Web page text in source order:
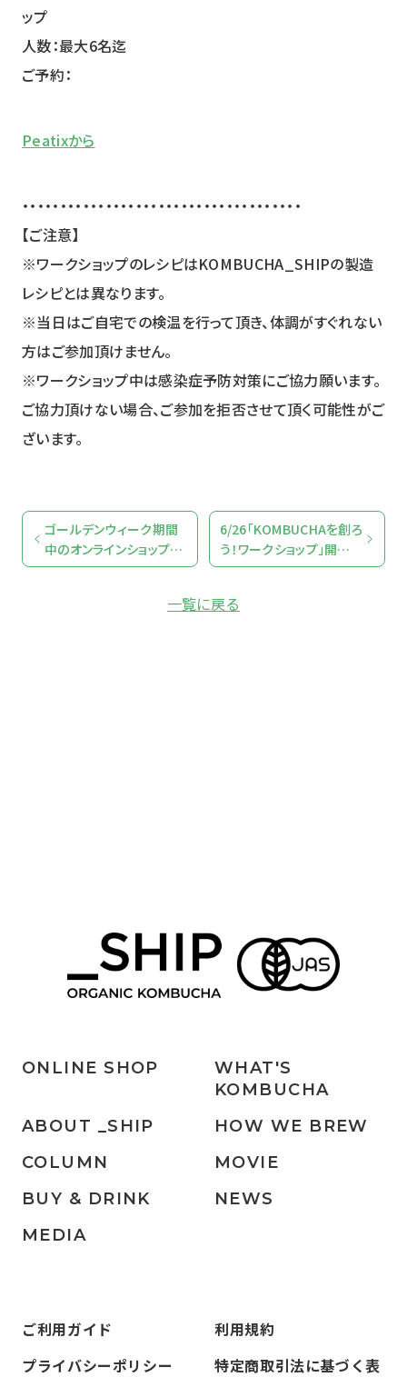
ップ
人数：最大6名迄
ご予約：
Peatixから
・・・・・・・・・・・・・・・・・・・・・・・・・・・・・・・・・・・・・
【ご注意】
※ワークショップのレシピはKOMBUCHA_SHIPの製造
レシピとは異なります。
※当日はご自宅での検温を行って頂き、体調がすぐれない
方はご参加頂けません。
※ワークショップ中は感染症予防対策にご協力願います。
ご協力頂けない場合、ご参加を拒否させて頂く可能性がご
ざいます。
ゴールデンウィーク期間
中のオンラインショップの
ご注文について
一覧に戻る
6/26「KOMBUCHAを創ろ
う！ワークショップ」開催の
ご案内
ONLINE SHOP
WHAT'S
KOMBUCHA
ABOUT _SHIP
HOW WE BREW
COLUMN
MOVIE
BUY & DRINK
NEWS
MEDIA
ご利用ガイド
利用規約
プライバシーポリシー
特定商取引法に基づく表